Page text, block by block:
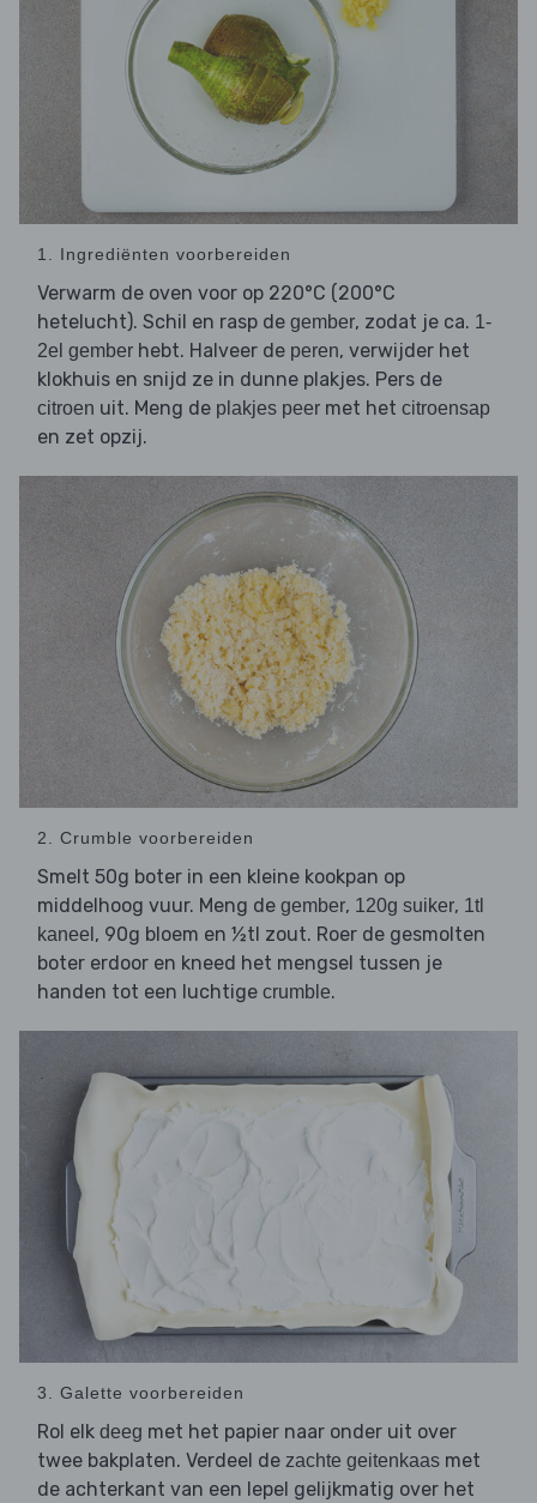
1. Ingrediënten voorbereiden
Verwarm de oven voor op 220°C (200°C
hetelucht). Schil en rasp de gember, zodat je ca. 1-
2el gember hebt. Halveer de peren, verwijder het
klokhuis en snijd ze in dunne plakjes. Pers de
citroen uit. Meng de plakjes peer met het citroensap
en zet opzij.
2. Crumble voorbereiden
Smelt 50g boter in een kleine kookpan op
middelhoog vuur. Meng de gember, 120g suiker, 1tl
kaneel , 90g bloem en ½tl zout. Roer de gesmolten
boter erdoor en kneed het mengsel tussen je
handen tot een luchtige crumble.
3. Galette voorbereiden
Rol elk deeg met het papier naar onder uit over
twee bakplaten. Verdeel de zachte geitenkaas met
de achterkant van een lepel gelijkmatig over het